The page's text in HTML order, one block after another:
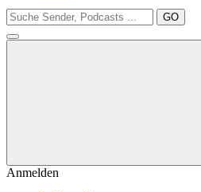
GO
Anmelden